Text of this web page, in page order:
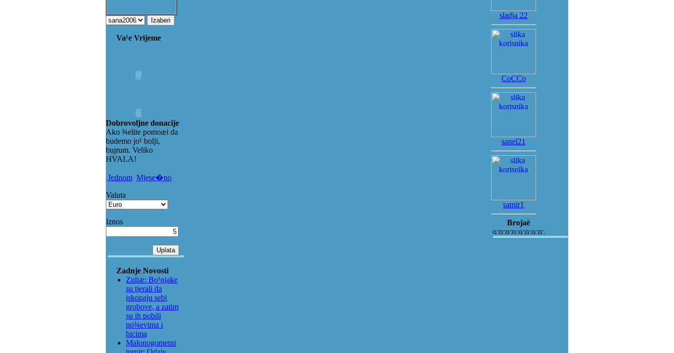
Va¹e Vrijeme
Dobrovoljne donacije
Ako ¾elite pomoæi da
budemo jo¹ bolji,
bujrum. Veliko
HVALA!
Jednom Mjese�no
Valuta
Iznos
Zadnje Novosti
Zuliæ: Bo¹njake
su tjerali da
iskopaju sebi
grobove, a zatim
su ih pobili
no¾evima i
hicima
Malonogometni
sladja 22
CoCCo
sanel21
samir1
Brojaè